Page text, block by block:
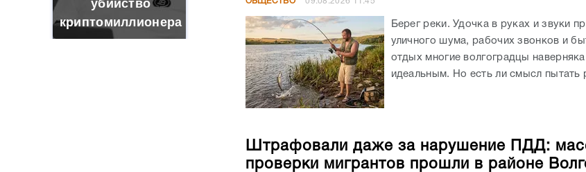
убийство
криптомиллионера
Берег реки. Удочка в руках и звуки
уличного шума, рабочих звонков и
отдых многие волгоградцы
идеальным. Но есть ли смысл пытать
Штрафовали даже за нарушение ПДД:
проверки мигрантов прошли в районе